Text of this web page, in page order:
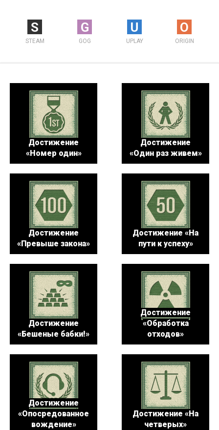
S
STEAM
G
GOG
U
UPLAY
O
ORIGIN
Достижение
«Номер один»
Достижение
«Один раз живем»
Достижение
«Превыше закона»
Достижение «На
пути к успеху»
Достижение
«Бешеные бабки!»
Достижение
«Обработка
отходов»
Достижение
«Опосредованное
вождение»
Достижение «На
четверых»